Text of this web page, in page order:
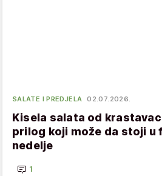
SALATE I PREDJELA 02.07.2026.
Kisela salata od
prilog koji može da stoji u
nedelje
1